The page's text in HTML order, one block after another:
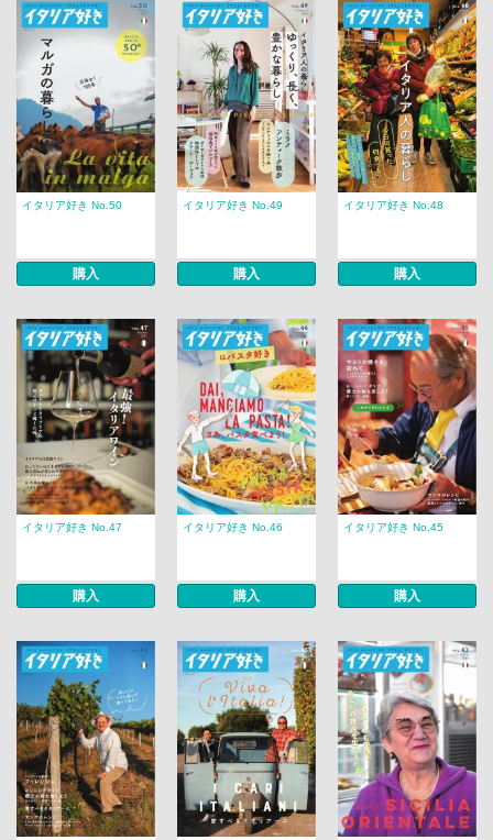
イタリア好き No.50
購入
イタリア好き No.49
購入
イタリア好き No.48
購入
イタリア好き No.47
購入
イタリア好き No.46
購入
イタリア好き No.45
購入